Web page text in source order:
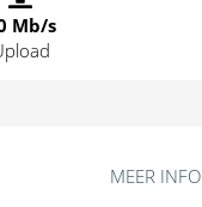
Mb/s
MEER INFO